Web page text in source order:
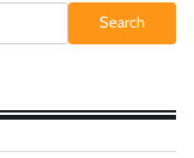
Search